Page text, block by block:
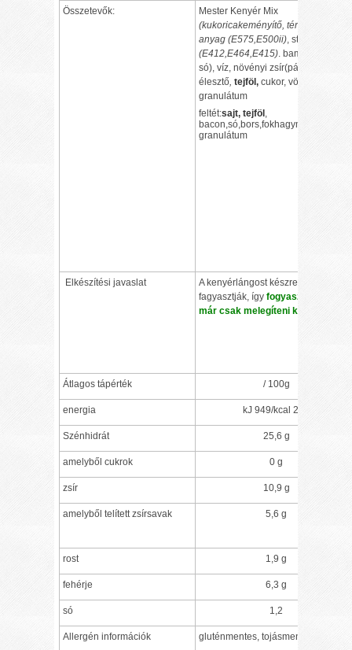
Összetevők:
Mester Kenyér Mix
(kukoricakeményítő, térfogatnövelő
anyag (E575,E500ii) , stabilizátor
(E412,E464,E415) . bambuszrost,
só), víz, növényi zsír(pálma),
élesztő ,tejföl, cukor, vöröshagyma
granulátum
feltét:sajt, tejföl
bacon,só,bors,fokhagyma
granulátum
Elkészítési javaslat
A kenyérlángost készre sütve
fagyasztják, ígyfogyasztás előtt
már csak melegíteni kell
Átlagos tápérték / 100g
energia kJ 949/kcal 226
Szénhidrát 25,6 g
amelyből cukrok 0 g
zsír 10,9 g
amelyből telített zsírsavak 5,6 g
rost 1,9 g
fehérje 6,3 g
só 1,2
Allergén információk gluténmentes, tojásmentes